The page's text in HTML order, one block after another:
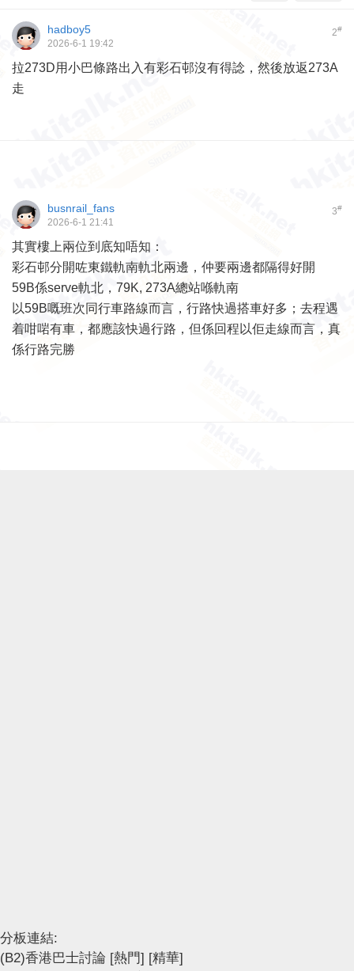
2#
hadboy5
2026-6-1 19:42
拉273D用小巴條路出入有彩石邨沒有得諗，然後放返273A
走
3#
busnrail_fans
2026-6-1 21:41
其實樓上兩位到底知唔知：
彩石邨分開咗東鐵軌南軌北兩邊，仲要兩邊都隔得好開
59B係serve軌北，79K, 273A總站喺軌南
以59B嘅班次同行車路線而言，行路快過搭車好多；去程遇
着咁啱有車，都應該快過行路，但係回程以佢走線而言，真
係行路完勝
分板連結:
(B2)香港巴士討論 [熱門] [精華]